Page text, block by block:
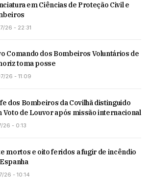
em Ciências de Proteção Civil e
26 - 22:31
Comando dos Bombeiros Voluntários de
toma posse
26 - 11:09
dos Bombeiros da Covilhã distinguido
Voto de Louvor após missão internacional
26 - 0:13
mortos e oito feridos a fugir de incêndio
26 - 10:14